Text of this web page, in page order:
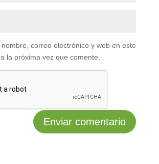
correo electrónico y web en este
la próxima vez que comente.